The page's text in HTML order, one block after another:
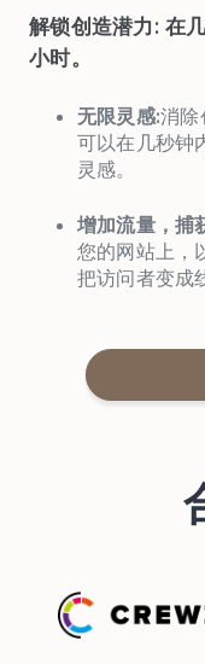
解锁创造潜力: 在
小时。
无限灵感:消除
可以在几秒钟
灵感。
增加流量，捕
您的网站上，
把访问者变成